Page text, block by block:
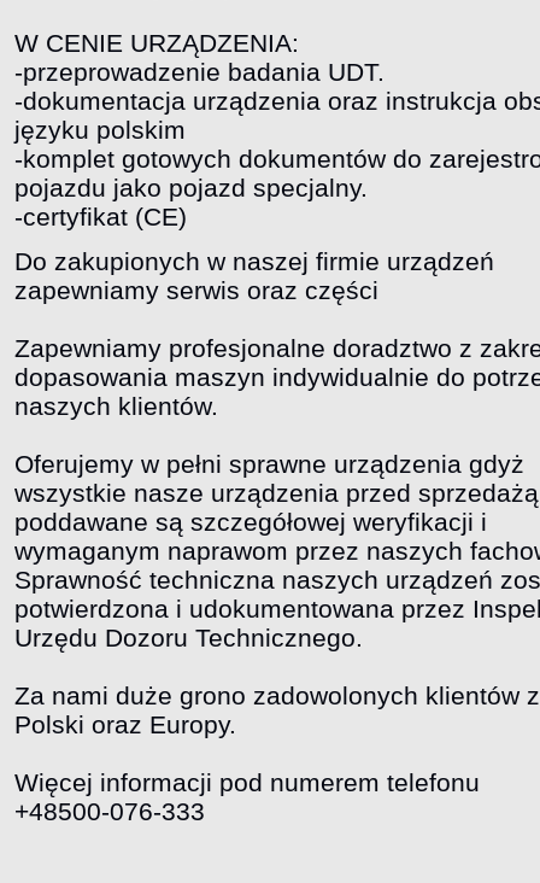
W CENIE URZĄDZENIA:
-przeprowadzenie badania UDT.
-dokumentacja urządzenia oraz instrukcja
języku polskim
-komplet gotowych dokumentów do
pojazdu jako pojazd specjalny.
-certyfikat (CE)
Do zakupionych w naszej firmie urządzeń
zapewniamy serwis oraz części
Zapewniamy profesjonalne doradztwo z
dopasowania maszyn indywidualnie do
naszych klientów.
Oferujemy w pełni sprawne urządzenia gdyż
wszystkie nasze urządzenia przed sprzedażą
poddawane są szczegółowej weryfikacji i
wymaganym naprawom przez naszych
Sprawność techniczna naszych urządzeń
potwierdzona i udokumentowana przez
Urzędu Dozoru Technicznego.
Za nami duże grono zadowolonych klientów z
Polski oraz Europy.
Więcej informacji pod numerem telefonu
+48500-076-333